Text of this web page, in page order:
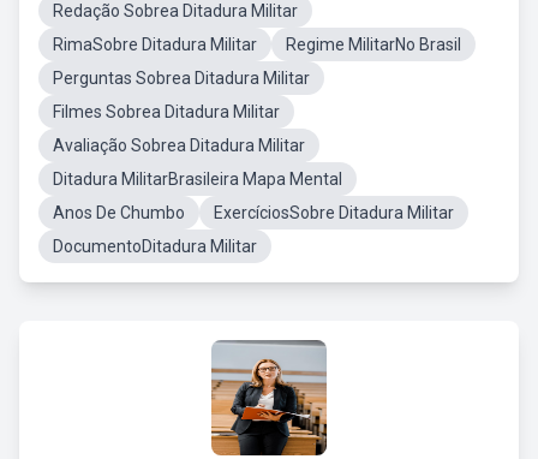
Redação Sobrea Ditadura Militar
RimaSobre Ditadura Militar
Regime MilitarNo Brasil
Perguntas Sobrea Ditadura Militar
Filmes Sobrea Ditadura Militar
Avaliação Sobrea Ditadura Militar
Ditadura MilitarBrasileira Mapa Mental
Anos De Chumbo
ExercíciosSobre Ditadura Militar
DocumentoDitadura Militar